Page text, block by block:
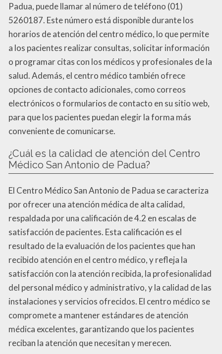
Padua, puede llamar al número de teléfono (01)
5260187. Este número está disponible durante los
horarios de atención del centro médico, lo que permite
a los pacientes realizar consultas, solicitar información
o programar citas con los médicos y profesionales de la
salud. Además, el centro médico también ofrece
opciones de contacto adicionales, como correos
electrónicos o formularios de contacto en su sitio web,
para que los pacientes puedan elegir la forma más
conveniente de comunicarse.
¿Cuál es la calidad de atención del Centro
Médico San Antonio de Padua?
El Centro Médico San Antonio de Padua se caracteriza
por ofrecer una atención médica de alta calidad,
respaldada por una calificación de 4.2 en escalas de
satisfacción de pacientes. Esta calificación es el
resultado de la evaluación de los pacientes que han
recibido atención en el centro médico, y refleja la
satisfacción con la atención recibida, la profesionalidad
del personal médico y administrativo, y la calidad de las
instalaciones y servicios ofrecidos. El centro médico se
compromete a mantener estándares de atención
médica excelentes, garantizando que los pacientes
reciban la atención que necesitan y merecen.